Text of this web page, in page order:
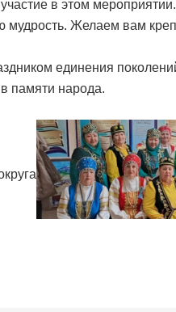
в этом
Желаем вам
единения
памяти народа.